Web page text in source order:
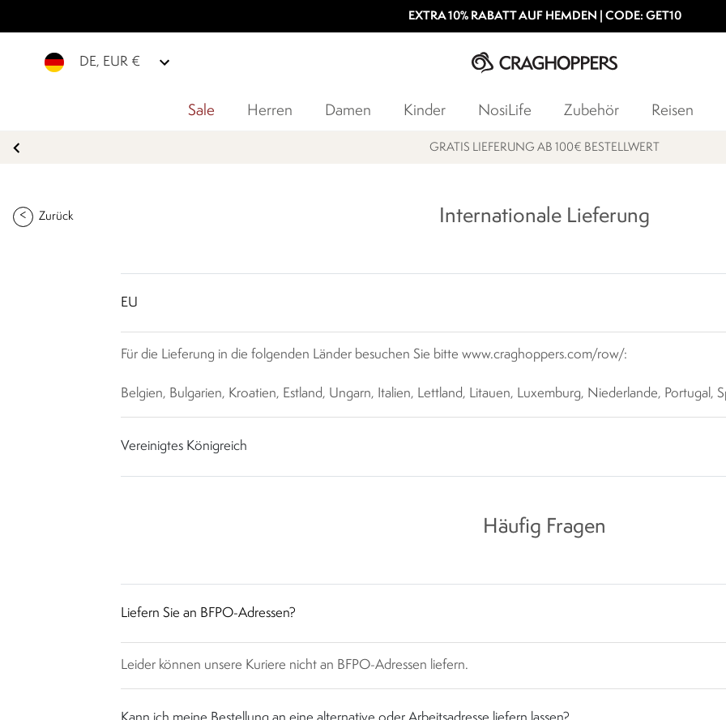
EXTRA 10% RABATT AUF HEMDEN | CODE: GET10
DE, EUR €
Sale Herren Damen Kinder NosiLife Zubehör Reisen
GRATIS LIEFERUNG AB 100€ BESTELLWERT
Zurück Internationale Lieferung
EU
Für die Lieferung in die folgenden Länder besuchen Sie bitte www.craghoppers.com/row/:
Belgien, Bulgarien, Kroatien, Estland, Ungarn, Italien, Lettland, Litauen, Luxemburg, Niederlande, Portugal,
Vereinigtes Königreich
Häufig Fragen
Liefern Sie an BFPO-Adressen?
Leider können unsere Kuriere nicht an BFPO-Adressen liefern.